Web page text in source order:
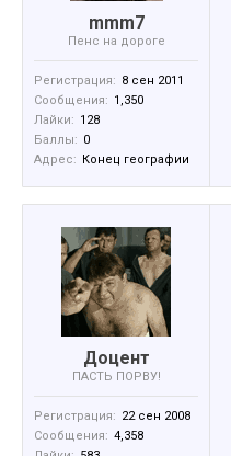
mmm7
Пенс на дороге
Регистрация: 8 сен 2011
Сообщения: 1,350
Лайки: 128
Баллы: 0
Адрес: Конец географии
Доцент
ПАСТЬ ПОРВУ!
Регистрация: 22 сен 2008
Сообщения: 4,358